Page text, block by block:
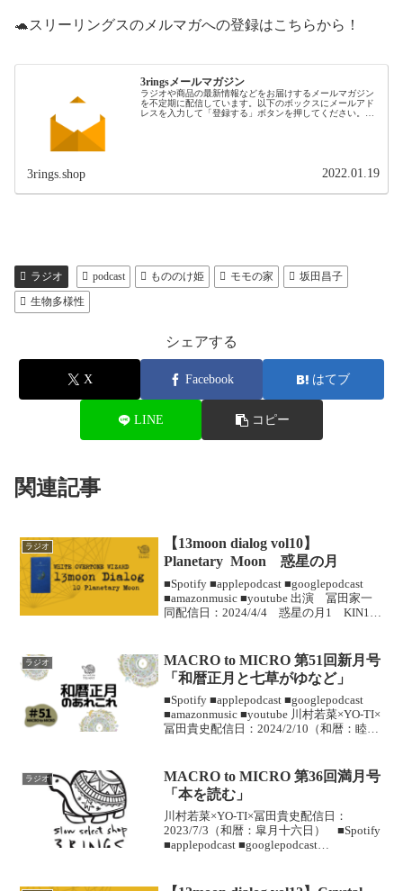
🐢スリーリングスのメルマガへの登録はこちらから！
3ringsメールマガジン
ラジオや商品の最新情報などをお届けするメールマガジン
を不定期に配信しています。以下のボックスにメールアド
レスを入力して「登録する」ボタンを押してください。
3rings.shop 2022.01.19
ラジオ podcast もののけ姫 モモの家
坂田昌子
生物多様性
シェアする
X Facebook はてブ
LINE コピー
関連記事
ラジオ
【13moon dialog vol10】
Planetary Moon 惑星の月
■Spotify ■︎applepodcast ■googlepodcast
■amazonmusic ■youtube 出演 冨田家一
同配信日：2024/4/4 惑星の月1 KIN166
ラジオ
MACRO to MICRO 第51回新月号
「和暦正月と七草がゆなど」
■Spotify ■︎applepodcast ■googlepodcast
■amazonmusic ■youtube 川村若菜×YO-TI×
冨田貴史配信日：2024/2/10（和暦：睦月
ラジオ
MACRO to MICRO 第36回満月号
「本を読む」
川村若菜×YO-TI×冨田貴史配信日：
2023/7/3（和暦：皐月十六日） ■Spotify
■︎applepodcast ■googlepodcast